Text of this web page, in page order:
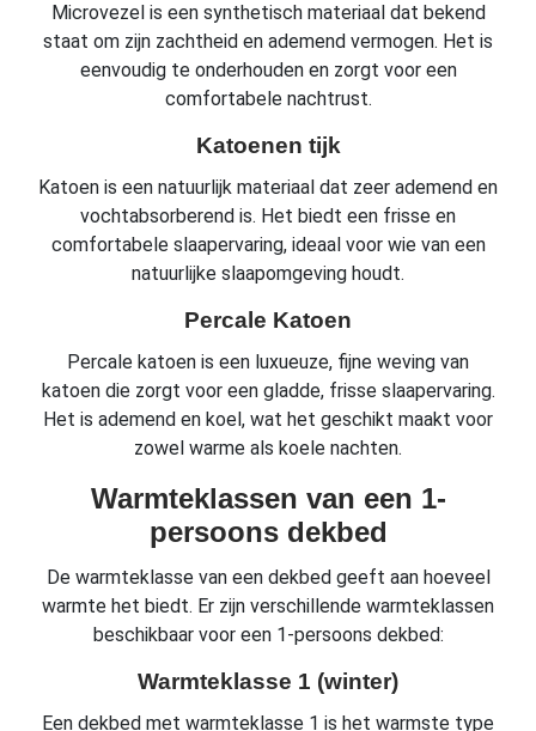
Microvezel is een synthetisch materiaal dat bekend
staat om zijn zachtheid en ademend vermogen. Het is
eenvoudig te onderhouden en zorgt voor een
comfortabele nachtrust.
Katoenen tijk
Katoen is een natuurlijk materiaal dat zeer ademend en
vochtabsorberend is. Het biedt een frisse en
comfortabele slaapervaring, ideaal voor wie van een
natuurlijke slaapomgeving houdt.
Percale Katoen
Percale katoen is een luxueuze, fijne weving van
katoen die zorgt voor een gladde, frisse slaapervaring.
Het is ademend en koel, wat het geschikt maakt voor
zowel warme als koele nachten.
Warmteklassen van een 1-
persoons dekbed
De warmteklasse van een dekbed geeft aan hoeveel
warmte het biedt. Er zijn verschillende warmteklassen
beschikbaar voor een 1-persoons dekbed:
Warmteklasse 1 (winter)
Een dekbed met warmteklasse 1 is het warmste type